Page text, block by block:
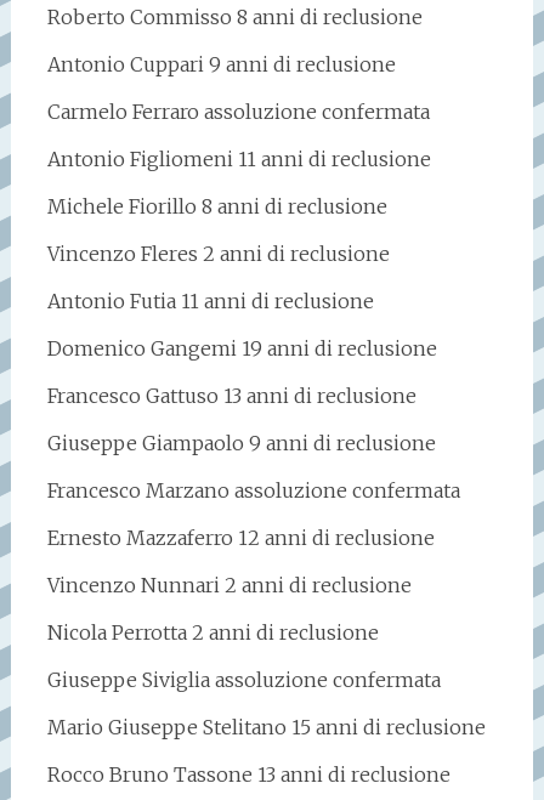
Roberto Commisso 8 anni di reclusione
Antonio Cuppari 9 anni di reclusione
Carmelo Ferraro assoluzione confermata
Antonio Figliomeni 11 anni di reclusione
Michele Fiorillo 8 anni di reclusione
Vincenzo Fleres 2 anni di reclusione
Antonio Futia 11 anni di reclusione
Domenico Gangemi 19 anni di reclusione
Francesco Gattuso 13 anni di reclusione
Giuseppe Giampaolo 9 anni di reclusione
Francesco Marzano assoluzione confermata
Ernesto Mazzaferro 12 anni di reclusione
Vincenzo Nunnari 2 anni di reclusione
Nicola Perrotta 2 anni di reclusione
Giuseppe Siviglia assoluzione confermata
Mario Giuseppe Stelitano 15 anni di reclusione
Rocco Bruno Tassone 13 anni di reclusione